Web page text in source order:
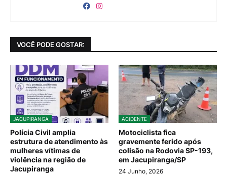
VOCÊ PODE GOSTAR:
JACUPIRANGA
Polícia Civil amplia
estrutura de atendimento às
mulheres vítimas de
violência na região de
Jacupiranga
ACIDENTE
Motociclista fica
gravemente ferido após
colisão na Rodovia SP-193,
em Jacupiranga/SP
24 Junho, 2026